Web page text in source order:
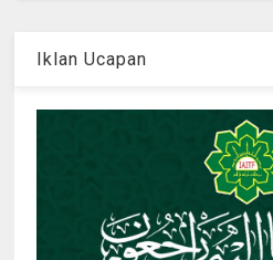
Iklan Ucapan